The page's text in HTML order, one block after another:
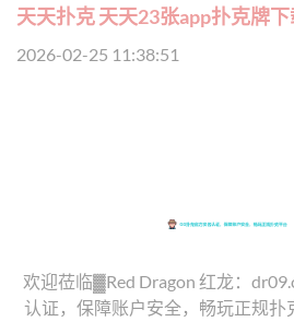
天天扑克 天天23张app扑克牌
2026-02-25 11:38:51
欢迎莅临▓Red Dragon 红龙：
认证，保障账户安全，畅玩正规扑